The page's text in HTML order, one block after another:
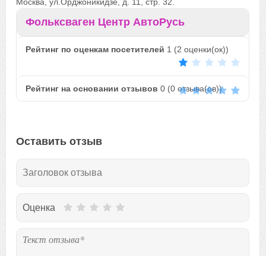
Фольксваген Центр АвтоРусь
Рейтинг по оценкам посетителей 1 (2 оценки(ок))
Рейтинг на основании отзывов 0 (0 отзыва(ов))
Оставить отзыв
Оценка